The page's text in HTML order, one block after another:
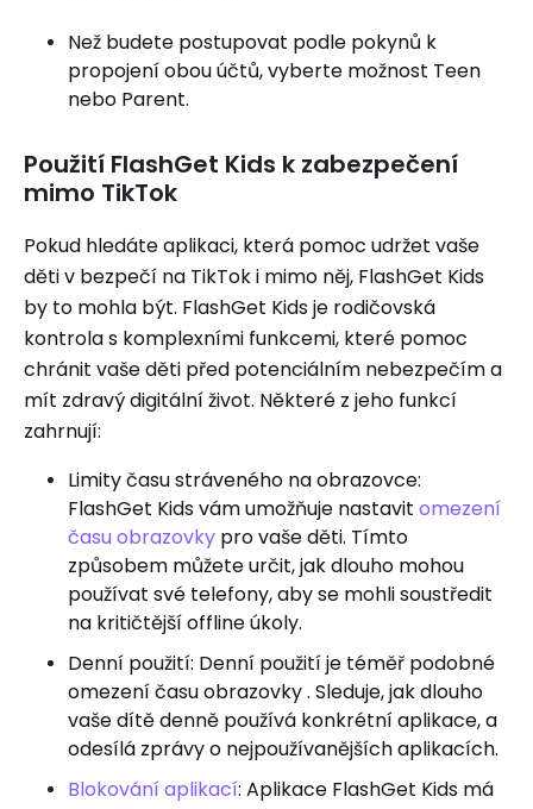
Než budete postupovat podle pokynů k
propojení obou účtů, vyberte možnost Teen
nebo Parent.
Použití FlashGet Kids k zabezpečení
mimo TikTok
Pokud hledáte aplikaci, která pomoc udržet vaše
děti v bezpečí na TikTok i mimo něj, FlashGet Kids
by to mohla být. FlashGet Kids je rodičovská
kontrola s komplexními funkcemi, které pomoc
chránit vaše děti před potenciálním nebezpečím a
mít zdravý digitální život. Některé z jeho funkcí
zahrnují:
Limity času stráveného na obrazovce:
FlashGet Kids vám umožňuje nastavit omezení
času obrazovky pro vaše děti. Tímto
způsobem můžete určit, jak dlouho mohou
používat své telefony, aby se mohli soustředit
na kritičtější offline úkoly.
Denní použití: Denní použití je téměř podobné
omezení času obrazovky . Sleduje, jak dlouho
vaše dítě denně používá konkrétní aplikace, a
odesílá zprávy o nejpoužívanějších aplikacích.
Blokování aplikací: Aplikace FlashGet Kids má